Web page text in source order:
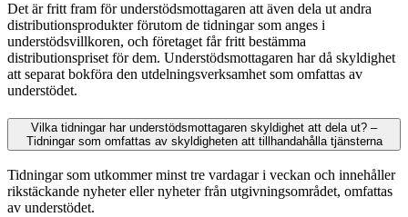
Det är fritt fram för understödsmottagaren att även dela ut andra
distributionsprodukter förutom de tidningar som anges i
understödsvillkoren, och företaget får fritt bestämma
distributionspriset för dem. Understödsmottagaren har då skyldighet
att separat bokföra den utdelningsverksamhet som omfattas av
understödet.
Vilka tidningar har understödsmottagaren skyldighet att dela ut? –
Tidningar som omfattas av skyldigheten att tillhandahålla tjänsterna
Tidningar som utkommer minst tre vardagar i veckan och innehåller
rikstäckande nyheter eller nyheter från utgivningsområdet, omfattas
av understödet.